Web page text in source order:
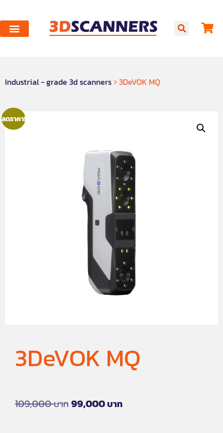
Industrial - grade 3d scanners 3DeVOK MQ
ลดราคา!
3DeVOK MQ
109,000 99,000